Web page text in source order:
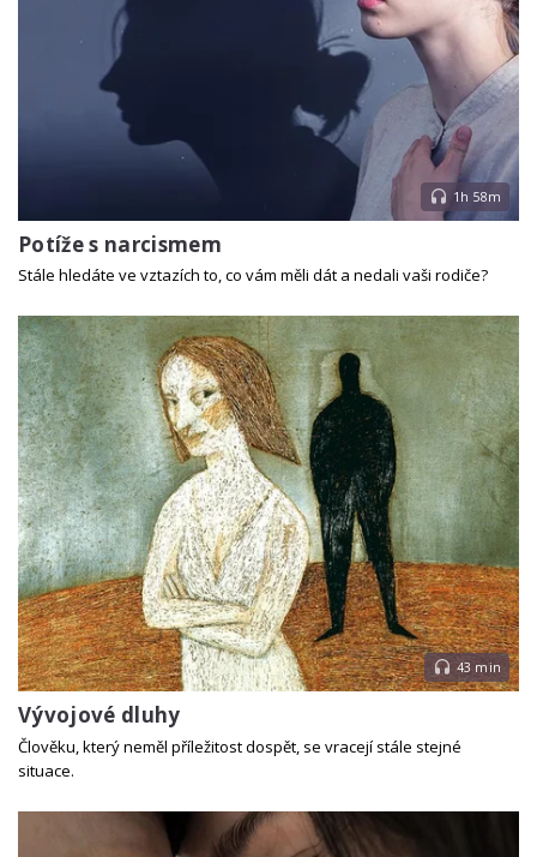
1h 58m
Potíže s narcismem
Stále hledáte ve vztazích to, co vám měli dát a nedali vaši rodiče?
43 min
Vývojové dluhy
Člověku, který neměl příležitost dospět, se vracejí stále stejné
situace.